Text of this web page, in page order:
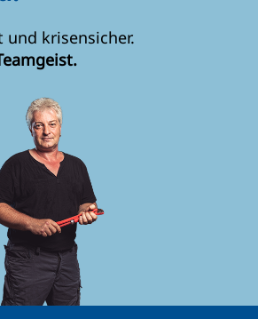
und krisensicher.